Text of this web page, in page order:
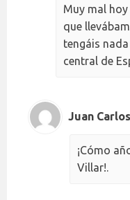
Muy mal hoy
que
tengáis
central de
Juan Carlos
¡Cómo
Villar!.